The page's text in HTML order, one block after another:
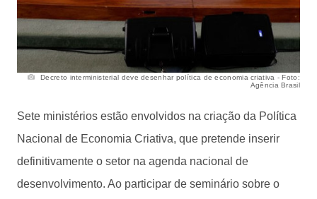
Decreto interministerial deve desenhar política de economia criativa - Foto:
Agência Brasil
Sete ministérios estão envolvidos na criação da Política
Nacional de Economia Criativa, que pretende inserir
definitivamente o setor na agenda nacional de
desenvolvimento. Ao participar de seminário sobre o